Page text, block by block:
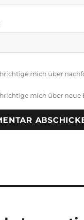
mich über
mich über neue